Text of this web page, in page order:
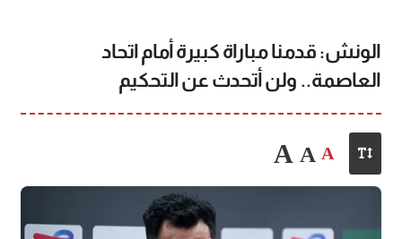
الونش: قدمنا مباراة كبيرة أمام اتحاد
العاصمة.. ولن أتحدث عن التحكيم
A
A
A